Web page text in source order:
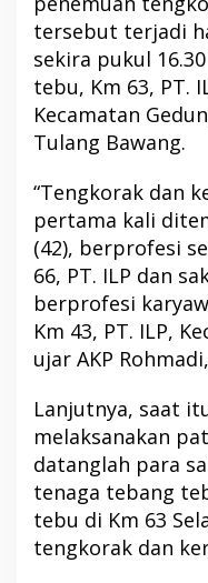
tersebut terjadi
sekira pukul
tebu, Km 63, PT.
Kecamatan
Tulang Bawang.
“Tengkorak dan
pertama kali
(42), berprofesi
66, PT. ILP dan
berprofesi
Km 43, PT. ILP,
ujar AKP
Lanjutnya, saat
melaksanakan
datanglah para
tenaga tebang
tebu di Km 63
tengkorak dan